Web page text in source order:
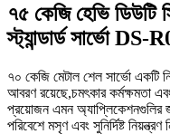
৭৫ কেজি হেভি ডিউটি
স্ট্যান্ডার্ড সার্ভো DS-
৭০ কেজি মেটাল শেল সার্ভো একটি
আবরণ রয়েছে,চমৎকার কর্মক্ষমতা
প্রয়োজন এমন অ্যাপ্লিকেশনগুলির
পরিবেশে মসৃণ এবং সুনির্দিষ্ট নিয়ন্ত্রণ